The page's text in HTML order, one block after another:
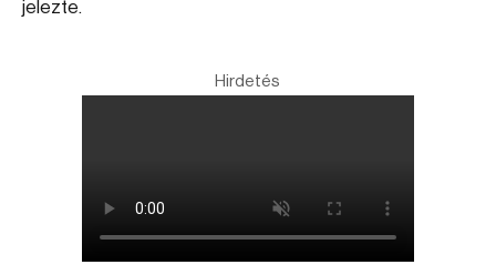
jelezte.
Hirdetés